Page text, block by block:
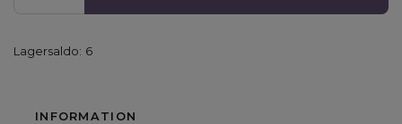
Lagersaldo: 6
INFORMATION